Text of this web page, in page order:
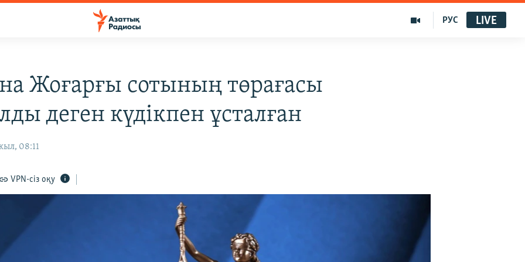
РУС LIVE
Жоғарғы сотының төрағасы
деген күдікпен ұсталған
08:11
VPN-сіз оқу